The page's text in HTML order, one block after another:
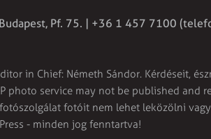
Pf. 75. | +36 1 457 7100
in Chief: Németh Sándor. Kérdéseit,
photo service may not be published
fotószolgálat fotóit nem lehet leközölni
- minden jog fenntartva!